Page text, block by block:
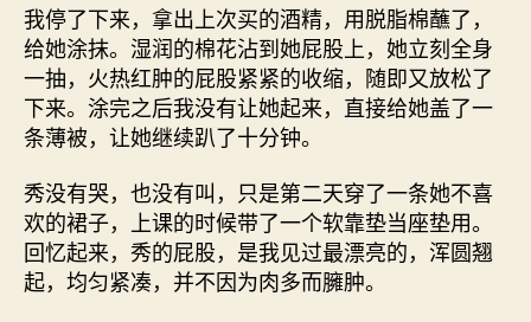
我停了下来，拿出上次买的酒精，用脱脂棉蘸了，
给她涂抹。湿润的棉花沾到她屁股上，她立刻全身
一抽，火热红肿的屁股紧紧的收缩，随即又放松了
下来。涂完之后我没有让她起来，直接给她盖了一
条薄被，让她继续趴了十分钟。
秀没有哭，也没有叫，只是第二天穿了一条她不喜
欢的裙子，上课的时候带了一个软靠垫当座垫用。
回忆起来，秀的屁股，是我见过最漂亮的，浑圆翘
起，均匀紧凑，并不因为肉多而臃肿。